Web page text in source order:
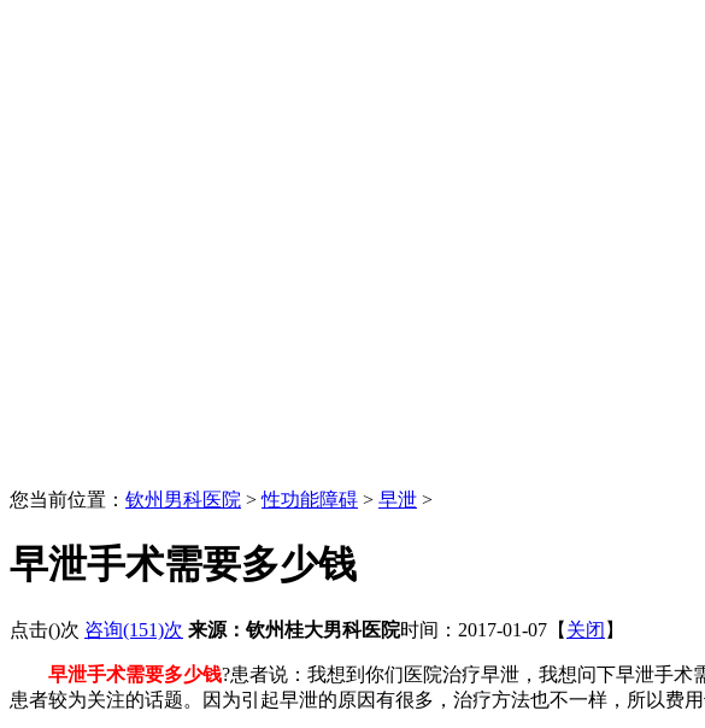
您当前位置： 钦州男科医院 >性功能障碍 > 早泄 >
早泄手术需要多少钱
点击()次 咨询(151)次 来源：钦州桂大男科医院时间：2017-01-07【 关闭 】
早泄手术需要多少钱?患者说：我想到你们医院治疗早泄，我想问下早泄手术
患者较为关注的话题。因为引起早泄的原因有很多，治疗方法也不一样，所以费